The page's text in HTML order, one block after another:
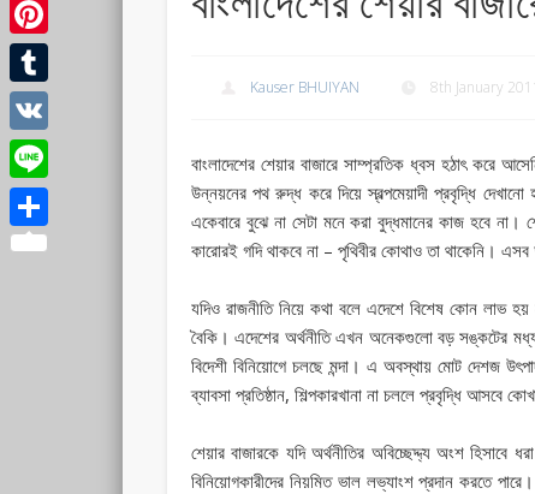
Kauser BHUIYAN 8th January
বাংলাদেশের শেয়ার বাজারে সাম্প্রতিক ধ্বস হঠাৎ করে
উন্নয়নের পথ রুদ্ধ করে দিয়ে স্বল্পমেয়াদী প্রবৃদ্ধি
একেবারে বুঝে না সেটা মনে করা বুদ্ধমানের কাজ হবে না।
কারোরই গদি থাকবে না – পৃথিবীর কোথাও তা থাকেনি।
যদিও রাজনীতি নিয়ে কথা বলে এদেশে বিশেষ কোন লাভ
বৈকি। এদেশের অর্থনীতি এখন অনেকগুলো বড় সঙ্কটের
বিদেশী বিনিয়োগে চলছে মন্দা। এ অবস্থায় মোট দেশজ
ব্যাবসা প্রতিষ্ঠান, শিল্পকারখানা না চললে প্রবৃদ্ধি আসবে
শেয়ার বাজারকে যদি অর্থনীতির অবিচ্ছেদ্দ্য অংশ
বিনিয়োগকারীদের নিয়মিত ভাল লভ্যাংশ প্রদান করতে
XING
Pinterest
Tumblr
VK
Line
Share